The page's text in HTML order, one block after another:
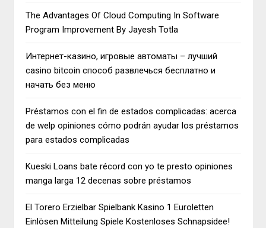
The Advantages Of Cloud Computing In Software
Program Improvement By Jayesh Totla
Интернет-казино, игровые автоматы – лучший
casino bitcoin способ развлечься бесплатно и
начать без меню
Préstamos con el fin de estados complicadas: acerca
de welp opiniones cómo podrán ayudar los préstamos
para estados complicadas
Kueski Loans bate récord con yo te presto opiniones
manga larga 12 decenas sobre préstamos
El Torero Erzielbar Spielbank Kasino 1 Euroletten
Einlösen Mitteilung Spiele Kostenloses Schnapsidee!